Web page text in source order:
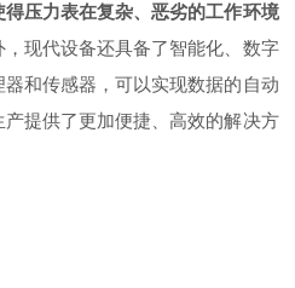
压力表在复杂、恶劣的工作环境
，现代设备还具备了智能化、数字
和传感器，可以实现数据的自动
提供了更加便捷、高效的解决方